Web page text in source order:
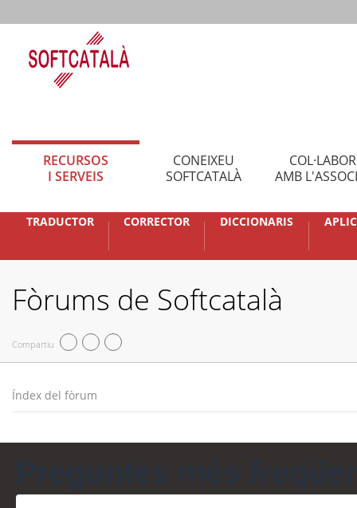
RECURSOS
I SERVEIS
CONEIXEU
SOFTCATALÀ
AMB
TRADUCTOR CORRECTOR DICCIONARIS
Fòrums de Softcatalà
Compartiu
Índex del fòrum